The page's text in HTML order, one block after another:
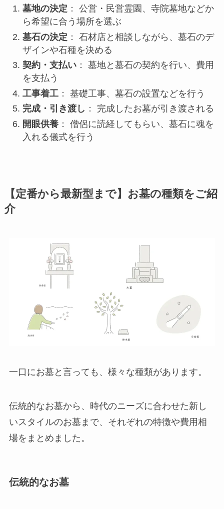
墓地の決定 ： 公営・民営霊園、寺院墓地などか
ら希望に合う場所を選ぶ
墓石の決定 ： 石材店と相談しながら、墓石のデ
ザインや石種を決める
契約・支払い： 墓地と墓石の契約を行い、費用
を支払う
工事着工： 基礎工事、墓石の設置などを行う
完成・引き渡し ： 完成したお墓が引き渡される
開眼供養： 僧侶に読経してもらい、墓石に魂を
入れる儀式を行う
【定番から最新型まで】お墓の種類をご紹
介
一口にお墓と言っても、様々な種類があります。
伝統的なお墓から、時代のニーズに合わせた新し
いスタイルのお墓まで、それぞれの特徴や費用相
場をまとめました。
伝統的なお墓